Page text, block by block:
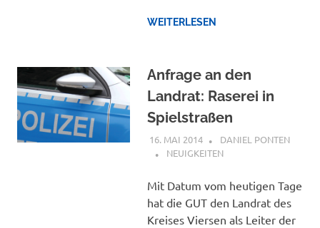
WEITERLESEN
Anfrage an den
Landrat: Raserei in
Spielstraßen
16. MAI 2014
DANIEL PONTEN
NEUIGKEITEN
Mit Datum vom heutigen Tage
hat die GUT den Landrat des
Kreises Viersen als Leiter der